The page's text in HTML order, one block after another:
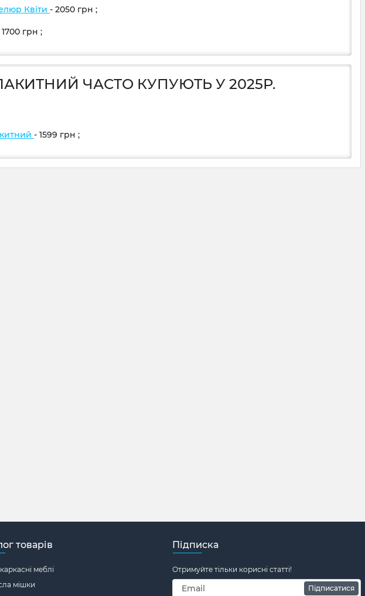
Квіти - 2050 грн ;
грн ;
ЧАСТО КУПУЮТЬ У 2025Р.
- 1599 грн ;
товарів
меблі
мішки
Підписка
Отримуйте тільки корисні статті!
Підписатися